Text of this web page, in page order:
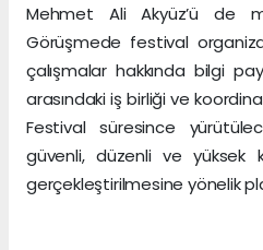
Mehmet Ali Akyüz’ü de
Görüşmede festival
çalışmalar hakkında bilgi
arasındaki iş birliği ve
Festival süresince
güvenli, düzenli ve yüksek
gerçekleştirilmesine yönelik